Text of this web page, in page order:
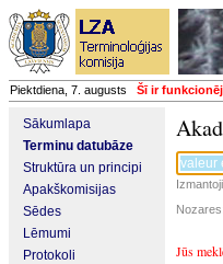
Piektdiena, 7. augusts Šī ir
Sākumlapa
Terminu datubāze
Struktūra un principi
Apakškomisijas
Sēdes
Lēmumi
Protokoli
Nozares:
Jūs